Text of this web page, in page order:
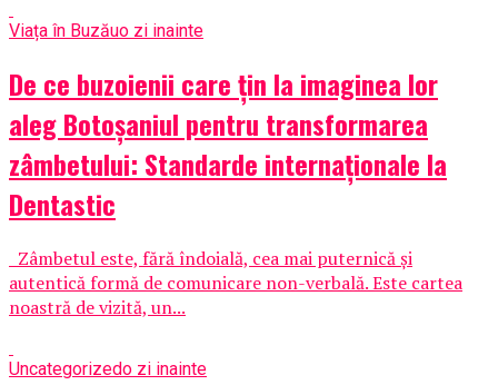
Viața în Buzăuo zi inainte
De ce buzoienii care țin la imaginea lor
aleg Botoșaniul pentru transformarea
zâmbetului: Standarde internaționale la
Dentastic
Zâmbetul este, fără îndoială, cea mai puternică și
autentică formă de comunicare non-verbală. Este cartea
noastră de vizită, un...
Uncategorizedo zi inainte